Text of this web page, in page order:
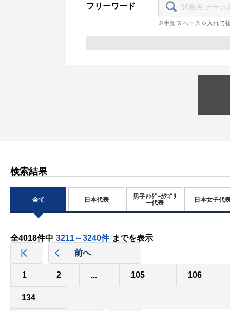
フリーワード
※半角スペースを入れて
検索結果
全て 日本代表
男子ｱﾝﾀﾞｰｶﾃｺﾞﾘ
ー代表
日本女子代
全4018件中 3211～3240件 までを表示
前へ
1 2 ... 105 106
134